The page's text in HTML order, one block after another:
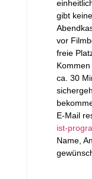
gibt
vor
freie
ca. 30
E-Mail
ist-
Name,